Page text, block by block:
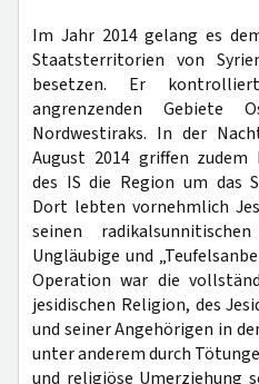
Im Jahr 2014 gelang es
Staatsterritorien von
besetzen. Er
angrenzenden Gebiete
Nordwestiraks. In der
August 2014 griffen zudem
des IS die Region um das
Dort lebten vornehmlich
seinen
Ungläubige und
Operation war die
jesidischen Religion, des
und seiner Angehörigen in
unter anderem durch
und religiöse Umerziehung